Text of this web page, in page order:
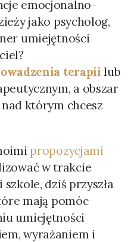
emocjonalno-
jako psycholog,
umiejętności
terapii lub
a obszar
którym chcesz
propozycjami
w trakcie
dziś przyszła
mają pomóc
umiejętności
wyrażaniem i